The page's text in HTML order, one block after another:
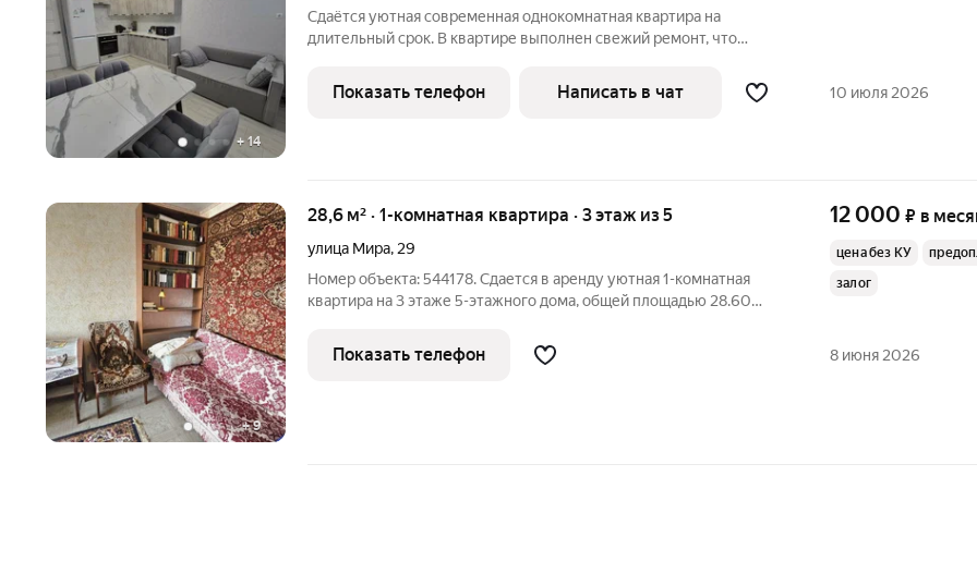
+ 14
Сдаётся уютная современная однокомнатная квартира на
длительный срок. В квартире выполнен свежий ремонт, что
оборудована всем необходимым: холодильник, плита,
микроволновая печь и стиральная машина.
Показать телефон Написать в чат 10 июля 2026
+9
28,6 м² · 1-комнатная квартира · 3 этаж из 5
улица Мира, 29
Номер объекта: 544178. Сдается в аренду уютная 1-комнатная
квартира на 3 этаже 5-этажного дома, общей площадью 28.60
идеальный вариант для тех, кому важен комфорт и удобство!
Квартира
12 000 ₽ в
цена без КУ
залог
Показать телефон 8 июня 2026